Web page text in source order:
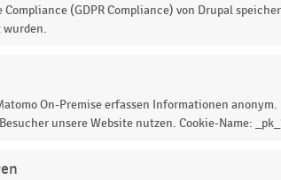
INFORMIEREN
(GDPR Compliance) von Drupal
wurden.
On-Premise erfassen Informationen
unsere Website nutzen. Cookie-Name: